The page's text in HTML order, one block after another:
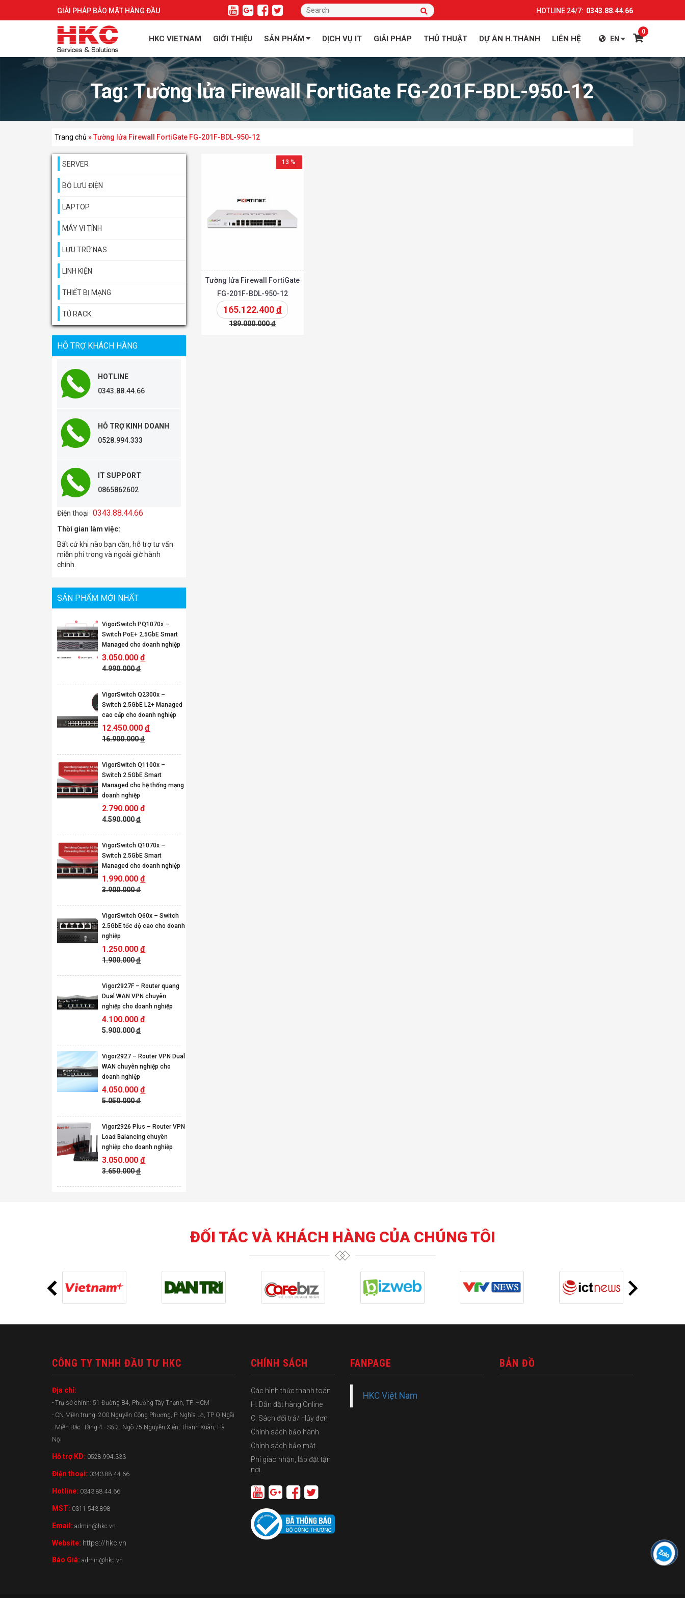
GIẢI PHÁP BẢO MẬT HÀNG ĐẦU HOTLINE 24/7: 0343.88.44.66
HKC VIETNAM GIỚI THIỆU SẢN PHẨM DỊCH VỤ IT GIẢI PHÁP THỦ THUẬT DỰ ÁN H.THÀNH LIÊN HỆ EN
0
Tag:Tường lửa Firewall FortiGate FG-201F-BDL-950-12
Trang chủ »Tường lửa Firewall FortiGate FG-201F-BDL-950-12
SERVER
BỘ LƯU ĐIỆN
LAPTOP
MÁY VI TÍNH
LƯU TRỮ NAS
LINH KIỆN
THIẾT BỊ MẠNG
TỦ RACK
HỖ TRỢ KHÁCH HÀNG
HOTLINE
0343.88.44.66
HỖ TRỢ KINH DOANH
0528.994.333
IT SUPPORT
0865862602
Điện thoại 0343.88.44.66
Thời gian làm việc:
Bất cứ khi nào bạn cần, hỗ trợ tư vấn
miễn phí trong và ngoài giờ hành
chính.
SẢN PHẨM MỚI NHẤT
VigorSwitch PQ1070x –
Switch PoE+ 2.5GbE Smart
Managed cho doanh nghiệp
3.050.000đ
4.990.000đ
VigorSwitch Q2300x –
Switch 2.5GbE L2+ Managed
cao cấp cho doanh nghiệp
12.450.000đ
16.900.000đ
VigorSwitch Q1100x –
Switch 2.5GbE Smart
Managed cho hệ thống mạng
doanh nghiệp
2.790.000đ
4.590.000đ
VigorSwitch Q1070x –
Switch 2.5GbE Smart
Managed cho doanh nghiệp
1.990.000đ
3.900.000đ
VigorSwitch Q60x – Switch
2.5GbE tốc độ cao cho doanh
nghiệp
1.250.000đ
1.900.000đ
Vigor2927F – Router quang
Dual WAN VPN chuyên
nghiệp cho doanh nghiệp
4.100.000đ
5.900.000đ
Vigor2927 – Router VPN Dual
WAN chuyên nghiệp cho
doanh nghiệp
4.050.000đ
5.050.000đ
Vigor2926 Plus – Router VPN
Load Balancing chuyên
nghiệp cho doanh nghiệp
3.050.000đ
3.650.000đ
13 %
Thêm vào giỏ
Tường lửa Firewall FortiGate
FG-201F-BDL-950-12
165.122.400đ
189.000.000đ
ĐỐI TÁC VÀ KHÁCH HÀNG CỦA CHÚNG TÔI
CÔNG TY TNHH ĐẦU TƯ HKC
Địa chỉ:
- Trụ sở chính: 51 Đường B4, Phường Tây Thạnh, TP. HCM
- CN Miền trung: 200 Nguyễn Công Phương, P. Nghĩa Lộ, TP Q.Ngãi
- Miền Bắc: Tầng 4 - Số 2, Ngõ 75 Nguyễn Xiển, Thanh Xuân, Hà
Nội
Hỗ trợ KD: 0528.994.333
Điện thoại: 0343.88.44.66
Hotline: 0343.88.44.66
MST: 0311.543.898
Email: admin@hkc.vn
Website: https://hkc.vn
Báo Giá: admin@hkc.vn
CHÍNH SÁCH
Các hình thức thanh toán
H. Dẫn đặt hàng Online
C. Sách đổi trả/ Hủy đơn
Chính sách bảo hành
Chính sách bảo mật
Phí giao nhận, lắp đặt tận
nơi.
FANPAGE
HKC Việt Nam
BẢN ĐỒ